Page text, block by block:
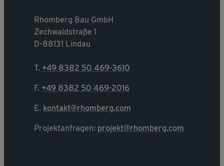
Rhomberg Bau GmbH
Zechwaldstraße 1
D-88131 Lindau
T. +49 8382 50 469-3610
F. +49 8382 50 469-2016
E. kontakt@rhomberg.com
Projektanfragen: projekt@rhomberg.com